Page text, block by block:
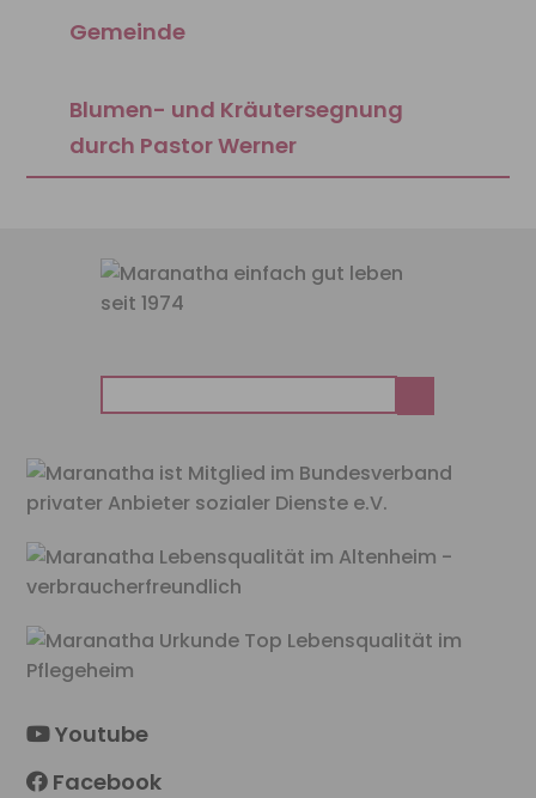
Gemeinde
Blumen- und Kräutersegnung
durch Pastor Werner
nach:
Youtube
Facebook